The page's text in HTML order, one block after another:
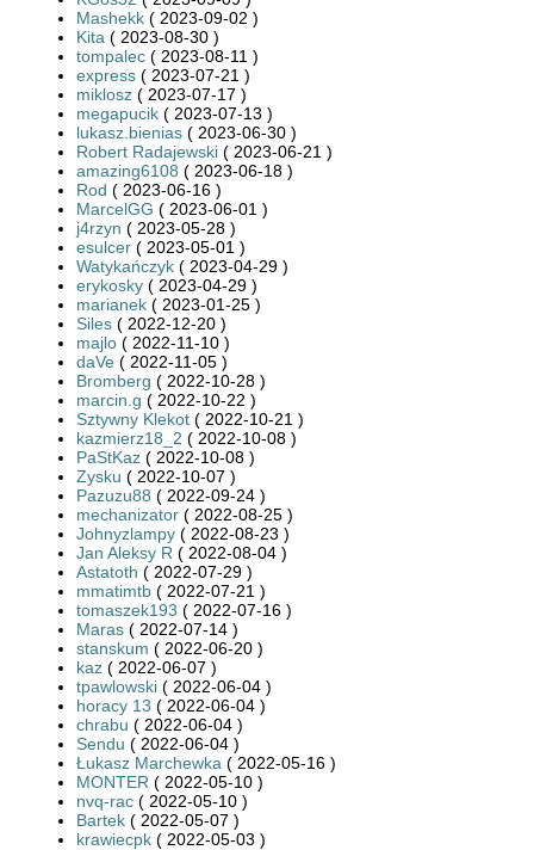
Mashekk ( 2023-09-02 )
Kita ( 2023-08-30 )
tompalec ( 2023-08-11 )
express ( 2023-07-21 )
miklosz ( 2023-07-17 )
megapucik ( 2023-07-13 )
lukasz.bienias ( 2023-06-30 )
Robert Radajewski ( 2023-06-21 )
amazing6108 ( 2023-06-18 )
Rod ( 2023-06-16 )
MarcelGG ( 2023-06-01 )
j4rzyn ( 2023-05-28 )
esulcer ( 2023-05-01 )
Watykańczyk ( 2023-04-29 )
erykosky ( 2023-04-29 )
marianek ( 2023-01-25 )
Siles ( 2022-12-20 )
majlo ( 2022-11-10 )
daVe ( 2022-11-05 )
Bromberg ( 2022-10-28 )
marcin.g ( 2022-10-22 )
Sztywny Klekot ( 2022-10-21 )
kazmierz18_2 ( 2022-10-08 )
PaStKaz ( 2022-10-08 )
Zysku ( 2022-10-07 )
Pazuzu88 ( 2022-09-24 )
mechanizator ( 2022-08-25 )
Johnyzlampy ( 2022-08-23 )
Jan Aleksy R ( 2022-08-04 )
Astatoth ( 2022-07-29 )
mmatimtb ( 2022-07-21 )
tomaszek193 ( 2022-07-16 )
Maras ( 2022-07-14 )
stanskum ( 2022-06-20 )
kaz ( 2022-06-07 )
tpawlowski ( 2022-06-04 )
horacy 13 ( 2022-06-04 )
chrabu ( 2022-06-04 )
Sendu ( 2022-06-04 )
Łukasz Marchewka ( 2022-05-16 )
MONTER ( 2022-05-10 )
nvq-rac ( 2022-05-10 )
Bartek ( 2022-05-07 )
krawiecpk ( 2022-05-03 )